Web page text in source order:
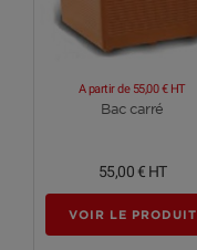
Voir plus
Bac carré
A partir de 55,00 € HT
55,00 € HT
VOIR LE PRODUIT